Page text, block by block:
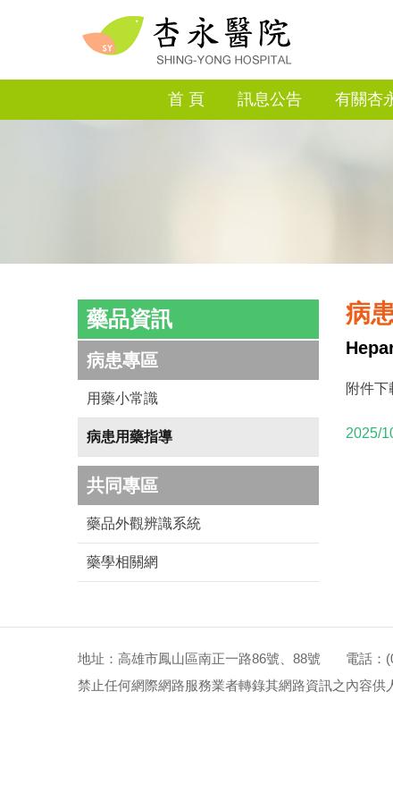
首 頁 訊息公告 有關杏
藥品資訊
病患專區
用藥小常識
病患用藥指導
共同專區
藥品外觀辨識系統
藥學相關網
病
附件下
2025/
地址：高雄市鳳山區南正一路86號、88號 電話：
禁止任何網際網路服務業者轉錄其網路資訊之內容供